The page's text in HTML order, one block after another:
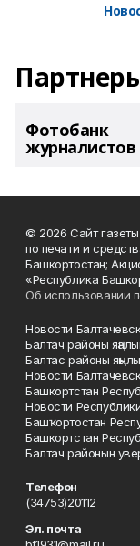
Фотобанк
журналистов
© 2026 Сайт газеты
по печати и
Башкортостан;
«Республика
Об использовании
Новости
Балтач районы
Балтас районы
Новости
Башкортстан
Новости
Башҡортостан
Башкортстан
Балтач районын
Телефон
(34753)20112
Эл. почта